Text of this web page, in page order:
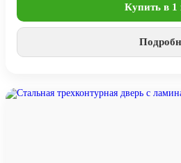
Купить в 1